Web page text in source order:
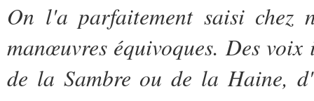
On l'a parfaitement saisi chez
manœuvres équivoques. Des
de la Sambre ou de la Haine,